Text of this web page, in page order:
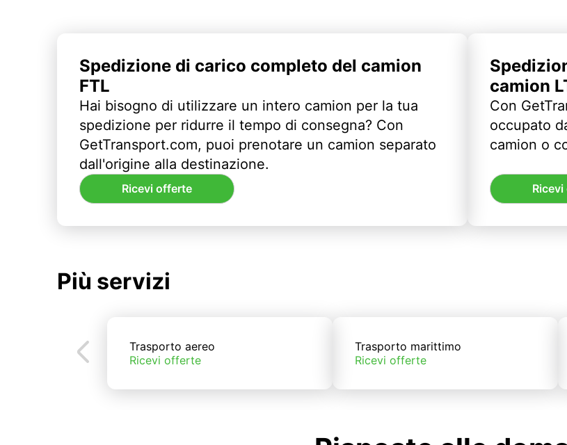
Spedizione di carico completo del camion
FTL
Hai bisogno di utilizzare un intero camion per la tua
spedizione per ridurre il tempo di consegna? Con
GetTransport.com, puoi prenotare un camion separato
dall'origine alla destinazione.
Ricevi offerte
camion
Con
occupato
camion o
Più servizi
Trasporto aereo
Ricevi offerte
Trasporto marittimo
Ricevi offerte